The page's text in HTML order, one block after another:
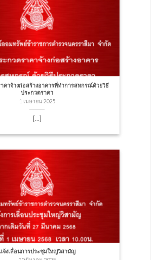
าคาจ้างก่อสร้างอาคารที่ทำการสหกรณ์ด้วยวิธี
ประกวดราคา
1 เมษายน 2025
[...]
แจ้งเลื่อนการประชุมใหญ่วิสามัญ